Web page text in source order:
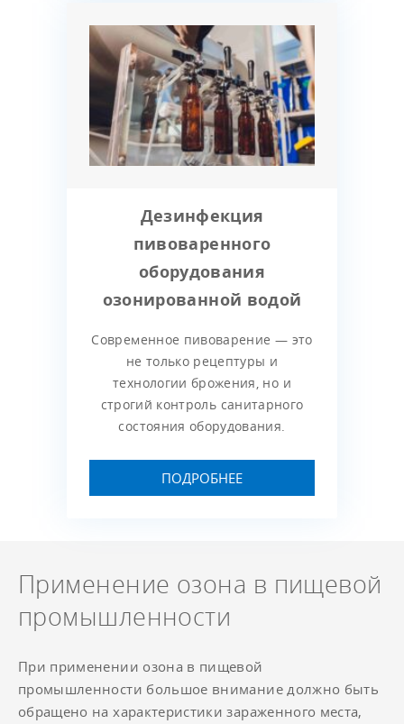
Дезинфекция
пивоваренного
оборудования
озонированной водой
Современное пивоварение — это
не только рецептуры и
технологии брожения, но и
строгий контроль санитарного
состояния оборудования.
ПОДРОБНЕЕ
Применение озона в пищевой
промышленности
При применении озона в пищевой
промышленности большое внимание должно быть
обращено на характеристики зараженного места,